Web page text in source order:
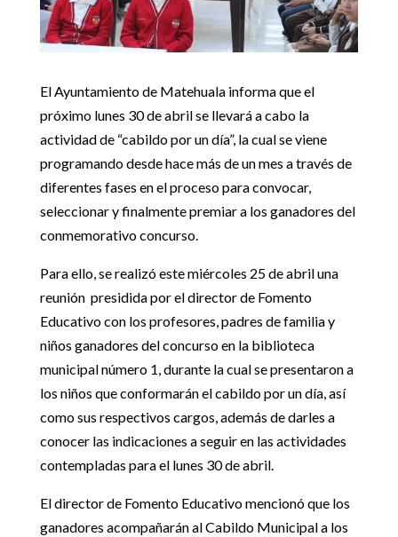
El Ayuntamiento de Matehuala informa que el
próximo lunes 30 de abril se llevará a cabo la
actividad de “cabildo por un día”, la cual se viene
programando desde hace más de un mes a través de
diferentes fases en el proceso para convocar,
seleccionar y finalmente premiar a los ganadores del
conmemorativo concurso.
Para ello, se realizó este miércoles 25 de abril una
reunión presidida por el director de Fomento
Educativo con los profesores, padres de familia y
niños ganadores del concurso en la biblioteca
municipal número 1, durante la cual se presentaron a
los niños que conformarán el cabildo por un día, así
como sus respectivos cargos, además de darles a
conocer las indicaciones a seguir en las actividades
contempladas para el lunes 30 de abril.
El director de Fomento Educativo mencionó que los
ganadores acompañarán al Cabildo Municipal a los